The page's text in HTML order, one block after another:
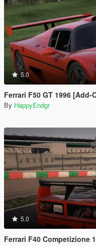
5.0
Ferrari F50 GT 1996 [Add-
By HappyEndgr
5.0
Ferrari F40 Competizione